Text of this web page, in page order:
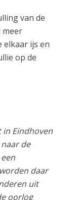
van de
meer
elkaar ijs en
op de
in Eindhoven
de
daar
uit
oorlog